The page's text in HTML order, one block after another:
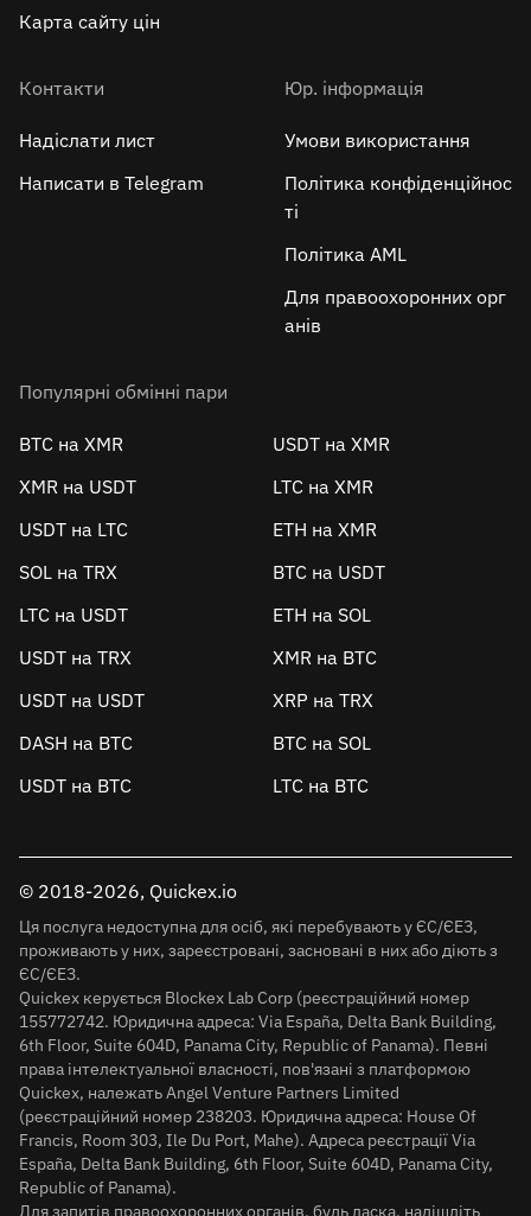
Карта сайту цін
Контакти
Надіслати лист
Написати в Telegram
Юр. інформація
Умови використання
Політика конфіденційнос
ті
Політика AML
Для правоохоронних орг
анів
Популярні обмінні пари
BTC на XMR
USDT на XMR
XMR на USDT
LTC на XMR
USDT на LTC
ETH на XMR
SOL на TRX
BTC на USDT
LTC на USDT
ETH на SOL
USDT на TRX
XMR на BTC
USDT на USDT
XRP на TRX
DASH на BTC
BTC на SOL
USDT на BTC
LTC на BTC
© 2018-2026, Quickex.io
Ця послуга недоступна для осіб, які перебувають у ЄС/ЄЕЗ,
проживають у них, зареєстровані, засновані в них або діють з
ЄС/ЄЕЗ.
Quickex керується Blockex Lab Corp (реєстраційний номер
155772742. Юридична адреса: Via España, Delta Bank Building,
6th Floor, Suite 604D, Panama City, Republic of Panama). Певні
права інтелектуальної власності, пов'язані з платформою
Quickex, належать Angel Venture Partners Limited
(реєстраційний номер 238203. Юридична адреса: House Of
Francis, Room 303, Ile Du Port, Mahe). Адреса реєстрації Via
España, Delta Bank Building, 6th Floor, Suite 604D, Panama City,
Republic of Panama).
Для запитів правоохоронних органів, будь ласка, надішліть